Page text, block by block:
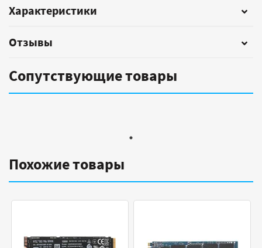
Характеристики
Отзывы
Сопутствующие товары
Похожие товары